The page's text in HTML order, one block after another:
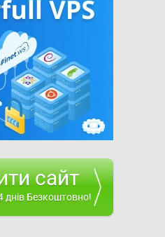
сайт
днів Безкоштовно!